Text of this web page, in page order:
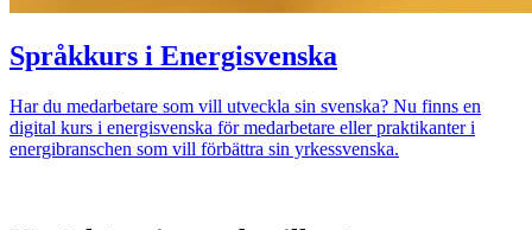
Språkkurs i Energisvenska
Har du medarbetare som vill utveckla sin svenska? Nu finns en
digital kurs i energisvenska för medarbetare eller praktikanter i
energibranschen som vill förbättra sin yrkessvenska.